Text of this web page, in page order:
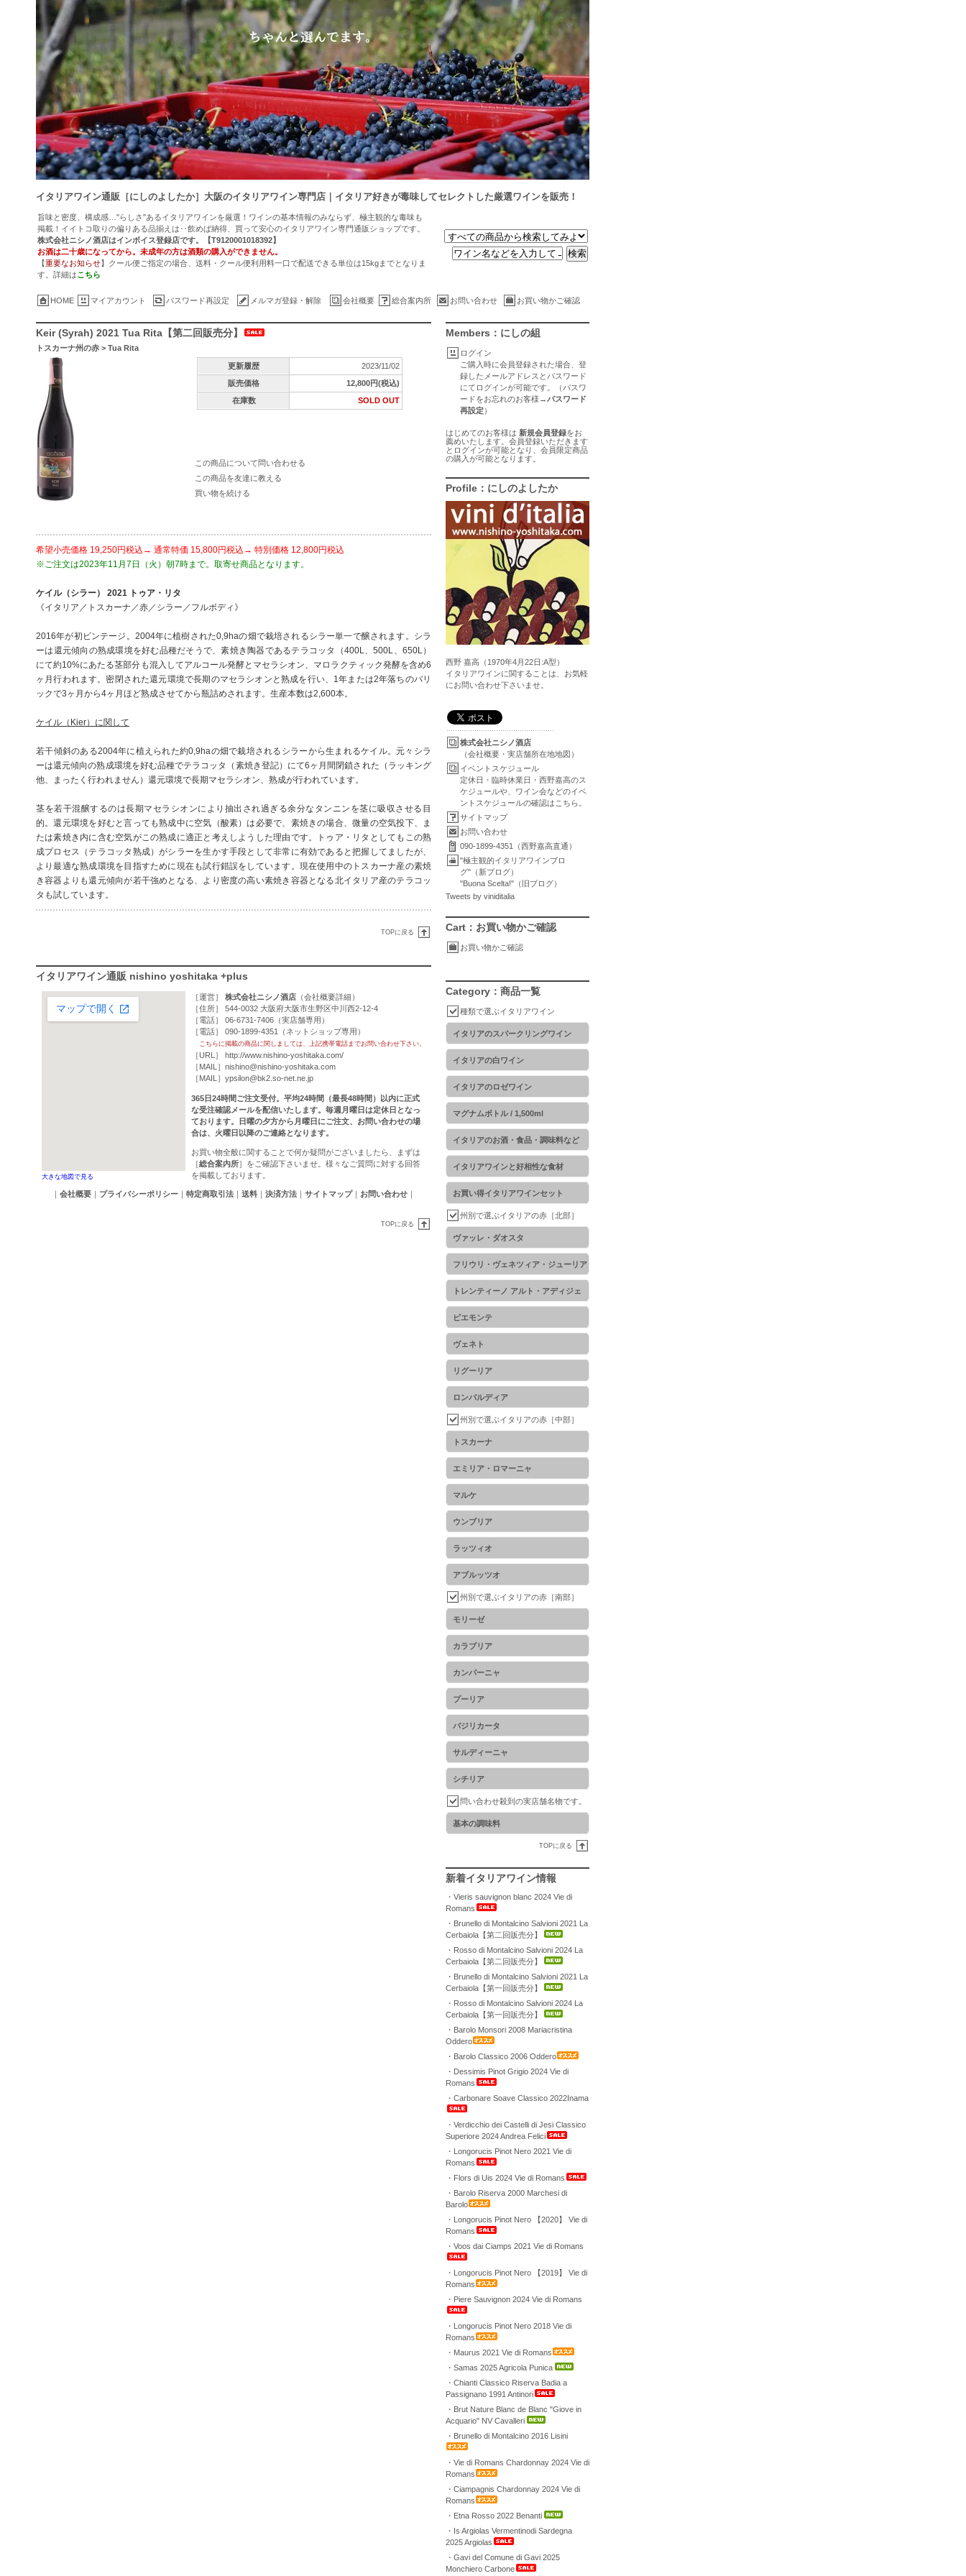
イタリアワイン通販［にしのよしたか］大阪のイタリアワイン専門店｜イタリア好きが毒味してセレクトした厳選ワインを販売！
旨味と密度、構成感…"らしさ"あるイタリアワインを厳選！ワインの基本情報のみならず、極主観的な毒味も
掲載！イイトコ取りの偏りある品揃えは‥飲めば納得、買って安心のイタリアワイン専門通販ショップです。
株式会社ニシノ酒店はインボイス登録店です。【T9120001018392】
お酒は二十歳になってから。未成年の方は酒類の購入ができません。
【重要なお知らせ】クール便ご指定の場合、送料・クール便利用料一口で配送できる単位は15kgまでとなりま
す。詳細はこちら
HOME マイアカウント パスワード再設定 メルマガ登録・解除 会社概要 総合案内所 お問い合わせ お買い物かご確認
Keir (Syrah) 2021 Tua Rita【第二回販売分】
トスカーナ州の赤 > Tua Rita
更新履歴
2023/11/02
販売価格
12,800円(税込)
在庫数
SOLD OUT
この商品について問い合わせる
この商品を友達に教える
買い物を続ける
希望小売価格 19,250円税込→ 通常特価 15,800円税込→ 特別価格 12,800円税込
※ご注文は2023年11月7日（火）朝7時まで。取寄せ商品となります。
ケイル（シラー） 2021 トゥア・リタ
《イタリア／トスカーナ／赤／シラー／フルボディ》
2016年が初ビンテージ。2004年に植樹された0,9haの畑で栽培されるシラー単一で醸されます。シラ
ーは還元傾向の熟成環境を好む品種だそうで、素焼き陶器であるテラコッタ（400L、500L、650L）
にて約10%にあたる茎部分も混入してアルコール発酵とマセラシオン、マロラクティック発酵を含め6
ヶ月行われます。密閉された還元環境で長期のマセラシオンと熟成を行い、1年または2年落ちのバリ
ックで3ヶ月から4ヶ月ほど熟成させてから瓶詰めされます。生産本数は2,600本。
ケイル（Kier）に関して
若干傾斜のある2004年に植えられた約0,9haの畑で栽培されるシラーから生まれるケイル。元々シラ
ーは還元傾向の熟成環境を好む品種でテラコッタ（素焼き登記）にて6ヶ月間閉鎖された（ラッキング
他、まったく行われません）還元環境で長期マセラシオン、熟成が行われています。
茎を若干混醸するのは長期マセラシオンにより抽出され過ぎる余分なタンニンを茎に吸収させる目
的。還元環境を好むと言っても熟成中に空気（酸素）は必要で、素焼きの場合、微量の空気投下、ま
たは素焼き内に含む空気がこの熟成に適正と考えしようした理由です。トゥア・リタとしてもこの熟
成プロセス（テラコッタ熟成）がシラーを生かす手段として非常に有効であると把握してましたが、
より最適な熟成環境を目指すために現在も試行錯誤をしています。現在使用中のトスカーナ産の素焼
き容器よりも還元傾向が若干強めとなる、より密度の高い素焼き容器となる北イタリア産のテラコッ
タも試しています。
TOPに戻る
イタリアワイン通販 nishino yoshitaka +plus
大きな地図で見る
［運営］ 株式会社ニシノ酒店 （会社概要詳細）
［住所］ 544-0032 大阪府大阪市生野区中川西2-12-4
［電話］ 06-6731-7406（実店舗専用）
［電話］ 090-1899-4351（ネットショップ専用）
こちらに掲載の商品に関しましては、上記携帯電話までお問い合わせ下さい。
［URL］ http://www.nishino-yoshitaka.com/
［MAIL］ nishino@nishino-yoshitaka.com
［MAIL］ ypsilon@bk2.so-net.ne.jp
365日24時間ご注文受付。平均24時間（最長48時間）以内に正式
な受注確認メールを配信いたします。毎週月曜日は定休日となっ
ております。日曜の夕方から月曜日にご注文、お問い合わせの場
合は、火曜日以降のご連絡となります。
お買い物全般に関することで何か疑問がございましたら、まずは
［総合案内所］をご確認下さいませ。様々なご質問に対する回答
を掲載しております。
｜ 会社概要 ｜ プライバシーポリシー ｜ 特定商取引法 ｜ 送料 ｜ 決済方法 ｜ サイトマップ｜ お問い合わせ ｜
TOPに戻る
Members：にしの組
ログイン
ご購入時に会員登録された場合、登
録したメールアドレスとパスワード
にてログインが可能です。（パスワ
ードをお忘れのお客様→パスワード
再設定）
はじめてのお客様は 新規会員登録をお
薦めいたします。会員登録いただきます
とログインが可能となり、会員限定商品
の購入が可能となります。
Profile：にしのよしたか
西野 嘉高（1970年4月22日:A型）
イタリアワインに関することは、お気軽
にお問い合わせ下さいませ。
株式会社ニシノ酒店
（会社概要・実店舗所在地地図）
イベントスケジュール
定休日・臨時休業日・西野嘉高のス
ケジュールや、ワイン会などのイベ
ントスケジュールの確認はこちら。
サイトマップ
お問い合わせ
090-1899-4351（西野嘉高直通）
"極主観的イタリアワインブロ
グ"（新ブログ）
"Buona Scelta!"（旧ブログ）
Tweets by viniditalia
Cart：お買い物かご確認
お買い物かご確認
Category：商品一覧
種類で選ぶイタリアワイン
イタリアのスパークリングワイン
イタリアの白ワイン
イタリアのロゼワイン
マグナムボトル / 1,500ml
イタリアのお酒・食品・調味料など
イタリアワインと好相性な食材
お買い得イタリアワインセット
州別で選ぶイタリアの赤［北部］
ヴァッレ・ダオスタ
フリウリ・ヴェネツィア・ジューリア
トレンティーノ アルト・アディジェ
ピエモンテ
ヴェネト
リグーリア
ロンバルディア
州別で選ぶイタリアの赤［中部］
トスカーナ
エミリア・ロマーニャ
マルケ
ウンブリア
ラッツィオ
アブルッツオ
州別で選ぶイタリアの赤［南部］
モリーゼ
カラブリア
カンパーニャ
プーリア
バジリカータ
サルディーニャ
シチリア
問い合わせ殺到の実店舗名物です。
基本の調味料
TOPに戻る
新着イタリアワイン情報
・Vieris sauvignon blanc 2024 Vie di
Romans
・Brunello di Montalcino Salvioni 2021 La
Cerbaiola【第二回販売分】
・Rosso di Montalcino Salvioni 2024 La
Cerbaiola【第二回販売分】
・Brunello di Montalcino Salvioni 2021 La
Cerbaiola【第一回販売分】
・Rosso di Montalcino Salvioni 2024 La
Cerbaiola【第一回販売分】
・Barolo Monsori 2008 Mariacristina
Oddero
・Barolo Classico 2006 Oddero
・Dessimis Pinot Grigio 2024 Vie di
Romans
・Carbonare Soave Classico 2022Inama
・Verdicchio dei Castelli di Jesi Classico
Superiore 2024 Andrea Felici
・Longorucis Pinot Nero 2021 Vie di
Romans
・Flors di Uis 2024 Vie di Romans
・Barolo Riserva 2000 Marchesi di
Barolo
・Longorucis Pinot Nero 【2020】 Vie di
Romans
・Voos dai Ciamps 2021 Vie di Romans
・Longorucis Pinot Nero 【2019】 Vie di
Romans
・Piere Sauvignon 2024 Vie di Romans
・Longorucis Pinot Nero 2018 Vie di
Romans
・Maurus 2021 Vie di Romans
・Samas 2025 Agricola Punica
・Chianti Classico Riserva Badia a
Passignano 1991 Antinori
・Brut Nature Blanc de Blanc "Giove in
Acquario" NV Cavalleri
・Brunello di Montalcino 2016 Lisini
・Vie di Romans Chardonnay 2024 Vie di
Romans
・Ciampagnis Chardonnay 2024 Vie di
Romans
・Etna Rosso 2022 Benanti
・Is Argiolas Vermentinodi Sardegna
2025 Argiolas
・Gavi del Comune di Gavi 2025
Monchiero Carbone